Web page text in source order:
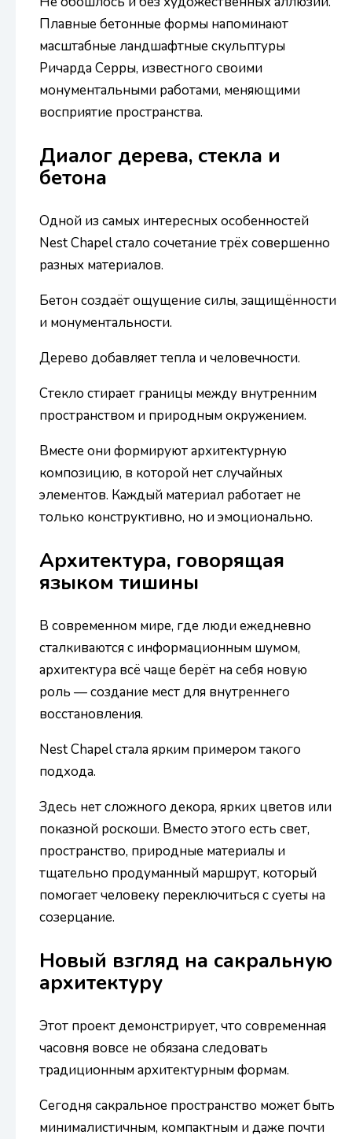
Плавные бетонные формы напоминают
масштабные ландшафтные скульптуры
Ричарда Серры, известного своими
монументальными работами, меняющими
восприятие пространства.
Диалог дерева, стекла и
бетона
Одной из самых интересных особенностей
Nest Chapel стало сочетание трёх совершенно
разных материалов.
Бетон создаёт ощущение силы, защищённости
и монументальности.
Дерево добавляет тепла и человечности.
Стекло стирает границы между внутренним
пространством и природным окружением.
Вместе они формируют архитектурную
композицию, в которой нет случайных
элементов. Каждый материал работает не
только конструктивно, но и эмоционально.
Архитектура, говорящая
языком тишины
В современном мире, где люди ежедневно
сталкиваются с информационным шумом,
архитектура всё чаще берёт на себя новую
роль — создание мест для внутреннего
восстановления.
Nest Chapel стала ярким примером такого
подхода.
Здесь нет сложного декора, ярких цветов или
показной роскоши. Вместо этого есть свет,
пространство, природные материалы и
тщательно продуманный маршрут, который
помогает человеку переключиться с суеты на
созерцание.
Новый взгляд на сакральную
архитектуру
Этот проект демонстрирует, что современная
часовня вовсе не обязана следовать
традиционным архитектурным формам.
Сегодня сакральное пространство может быть
минималистичным, компактным и даже почти